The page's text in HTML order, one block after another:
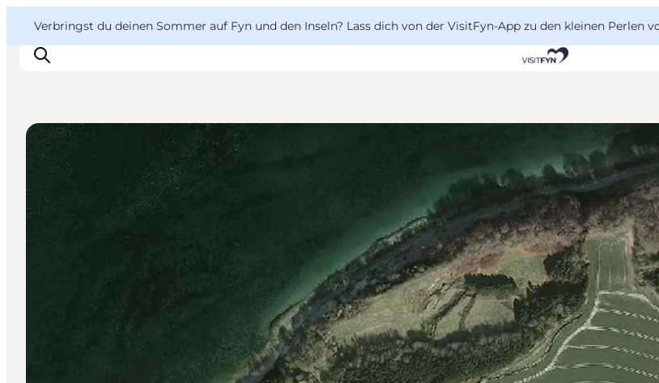
Verbringst du deinen Sommer auf Fyn und den Inseln? Lass dich von der VisitFyn-App zu den kleinen Perlen
Reise Ideen
Outdoor & bike
VisitFyn
Deutsch
Angeln